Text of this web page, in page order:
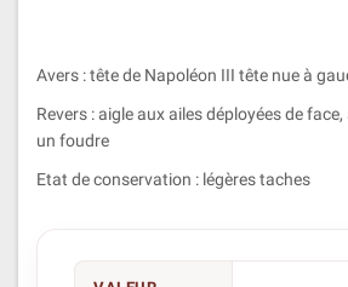
Avers : tête de Napoléon III tête nue à
Revers : aigle aux ailes déployées de
un foudre
Etat de conservation : légères taches